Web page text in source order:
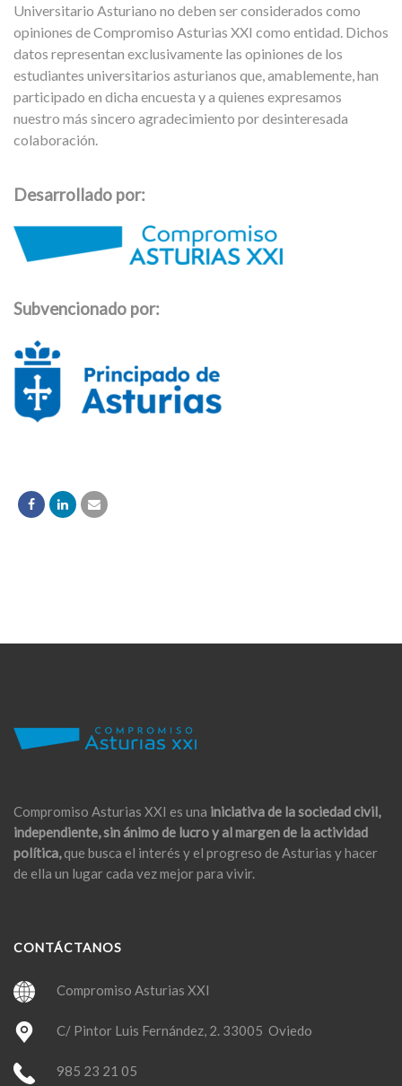
Universitario Asturiano no deben ser considerados como
opiniones de Compromiso Asturias XXI como entidad. Dichos
datos representan exclusivamente las opiniones de los
estudiantes universitarios asturianos que, amablemente, han
participado en dicha encuesta y a quienes expresamos
nuestro más sincero agradecimiento por desinteresada
colaboración.
Desarrollado por:
Subvencionado por:
Compromiso Asturias XXI es una iniciativa de la sociedad civil,
independiente, sin ánimo de lucro y al margen de la actividad
política,que busca el interés y el progreso de Asturias y hacer
de ella un lugar cada vez mejor para vivir.
CONTÁCTANOS
Compromiso Asturias XXI
C/ Pintor Luis Fernández, 2. 33005 Oviedo
985 23 21 05